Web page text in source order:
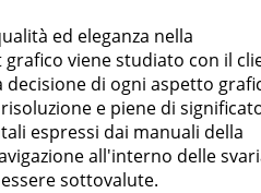
ed eleganza nella
grafico viene studiato con il
di ogni aspetto
e piene di
espressi dai manuali della
all'interno delle
sottovalute.